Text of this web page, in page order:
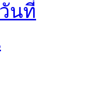
นที่